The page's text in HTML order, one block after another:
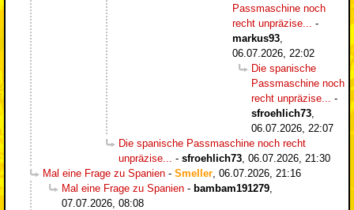
Passmaschine noch
recht unpräzise...
-
markus93
06.07.2026, 22:02
Die spanische
Passmaschine noch
recht unpräzise...
-
sfroehlich73
06.07.2026, 22:07
Die spanische Passmaschine noch recht
unpräzise...
- sfroehlich73 06.07.2026, 21:30
Mal eine Frage zu Spanien - Smeller 06.07.2026, 21:16
Mal eine Frage zu Spanien - bambam191279
07.07.2026, 08:08